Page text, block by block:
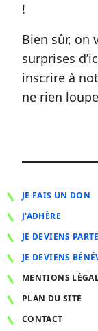
!
Bien sûr, on
surprises
inscrire à
ne rien
JE FAIS UN DON
J'ADHÈRE
JE DEVIENS
JE DEVIENS
MENTIONS
PLAN DU SITE
CONTACT